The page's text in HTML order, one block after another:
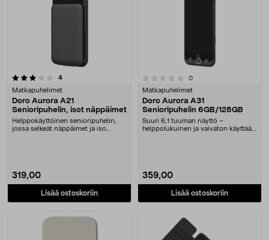
4arvostelut
Matkapuhelimet
Doro Aurora A21
Senioripuhelin, isot näppäimet
Helppokäyttöinen senioripuhelin,
jossa selkeät näppäimet ja iso
319,00
Lisää ostoskoriin
0.0 viidestä tähdestä 0arvostelut
Matkapuhelimet
Doro Aurora A31
Senioripuhelin 6GB/128GB
Suuri 6,1 tuuman näyttö –
helppolukuinen ja vaivaton käyttää.
359,00
Lisää ostoskoriin